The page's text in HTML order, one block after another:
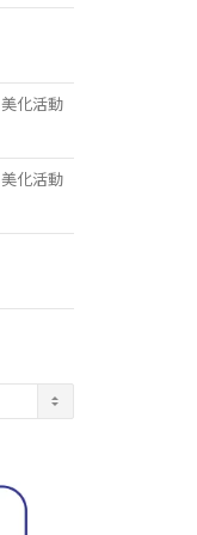
化活動
化活動